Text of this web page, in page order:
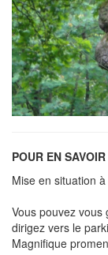
POUR EN
Mise en situation
Vous pouvez
dirigez vers le
Magnifique